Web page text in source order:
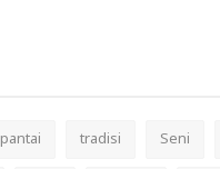
pantai tradisi Seni